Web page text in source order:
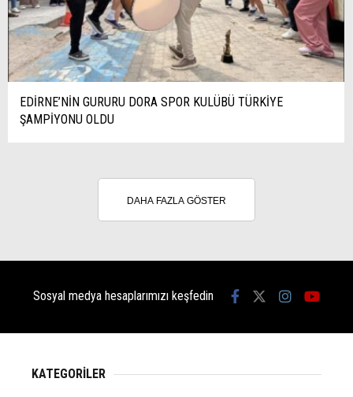
EDİRNE’NİN GURURU DORA SPOR KULÜBÜ TÜRKİYE
ŞAMPİYONU OLDU
DAHA FAZLA GÖSTER
Sosyal medya hesaplarımızı keşfedin
KATEGORİLER